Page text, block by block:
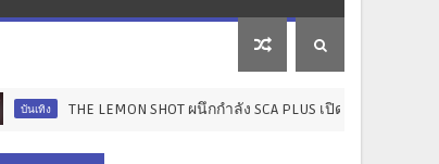
SHOT ผนึกกำลัง SCA PLUS เปิดโปรเจกต์ "STARLAB" มุ่งยกร